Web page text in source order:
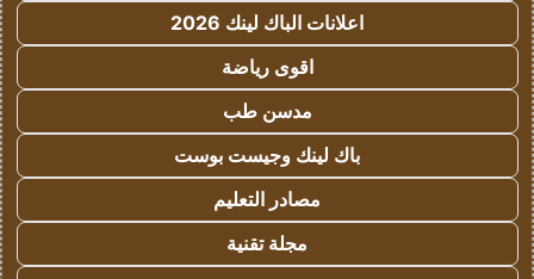
اعلانات الباك لينك 2026
اقوى رياضة
مدسن طب
باك لينك وجيست بوست
مصادر التعليم
مجلة تقنية